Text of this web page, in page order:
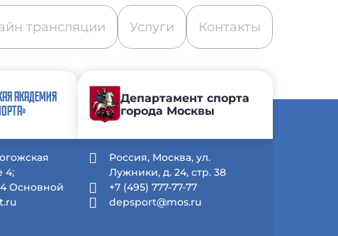
трансляции Услуги Контакты
АКАДЕМИЯ
4;
Основной
Департамент спорта
города Москвы
Россия, Москва, ул.
Лужники, д. 24, стр. 38
+7 (495) 777-77-77
depsport@mos.ru